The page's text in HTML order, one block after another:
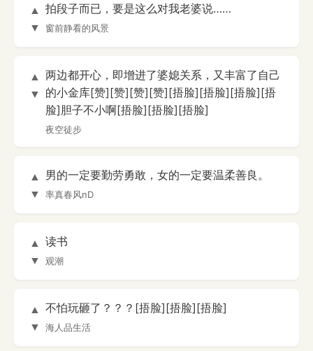
▲
▼
拍段子而已，要是这么对我老婆说……
窗前静看的风景
▲
▼
两边都开心，即增进了婆媳关系，又丰富了自己
的小金库[赞][赞][赞][赞][捂脸][捂脸][捂脸][捂
脸]胆子不小啊[捂脸][捂脸][捂脸]
夜空徒步
▲
▼
男的一定要勤劳勇敢，女的一定要温柔善良。
率真春风nD
▲
▼
读书
观潮
▲
▼
不怕玩砸了？？？[捂脸][捂脸][捂脸]
海人品生活